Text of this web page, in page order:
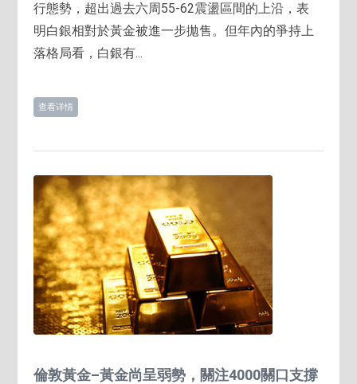
行態勢，超出過去六周55-62震盪區間的上沿，表
明白銀相對於黃金被進一步拋售。但年內的爭持上
落格局看，白銀有...
查看详情
倫敦黃金–黃金尚呈弱勢，關注4000關口支撐